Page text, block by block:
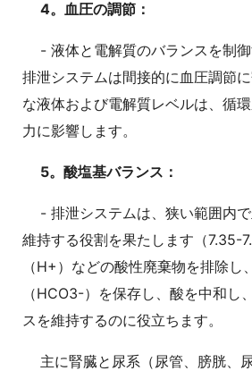
4。血圧の調節：
- 液体と電解質のバランスを制御
排泄システムは間接的に血圧調節
な液体および電解質レベルは、循
力に影響します。
5。酸塩基バランス：
- 排泄システムは、狭い範囲内
維持する役割を果たします（7.35-
（H+）などの酸性廃棄物を排除し
（HCO3-）を保存し、酸を中和し
スを維持するのに役立ちます。
主に腎臓と尿系（尿管、膀胱、